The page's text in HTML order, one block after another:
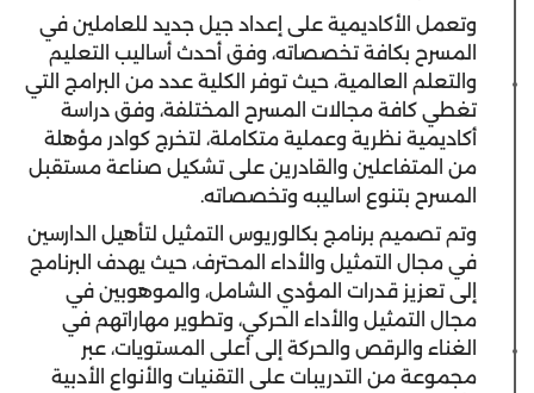
وتعمل الأكاديمية على إعداد جيل جديد للعاملين في
المسرح بكافة تخصصاته، وفق أحدث أساليب التعليم
والتعلم العالمية، حيث توفر الكلية عدد من البرامج التي
تغطي كافة مجالات المسرح المختلفة، وفق دراسة
أكاديمية نظرية وعملية متكاملة، لتخرج كوادر مؤهلة
من المتفاعلين والقادرين على تشكيل صناعة مستقبل
المسرح بتنوع اساليبه وتخصصاته.
وتم تصميم برنامج بكالوريوس التمثيل لتأهيل الدارسين
في مجال التمثيل والأداء المحترف، حيث يهدف البرنامج
إلى تعزيز قدرات المؤدي الشامل، والموهوبين في
مجال التمثيل والأداء الحركي، وتطوير مهاراتهم في
الغناء والرقص والحركة إلى أعلى المستويات، عبر
مجموعة من التدريبات على التقنيات والأنواع الأدبية